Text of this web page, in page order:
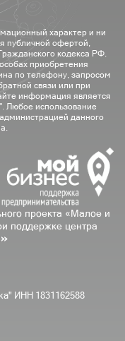
характер и ни
публичной офертой,
кодекса РФ.
приобретения
по телефону, запросом
связи или при
информация является
Любое использование
данного
проекта «Малое и
поддержке центра
ИНН 1831162588